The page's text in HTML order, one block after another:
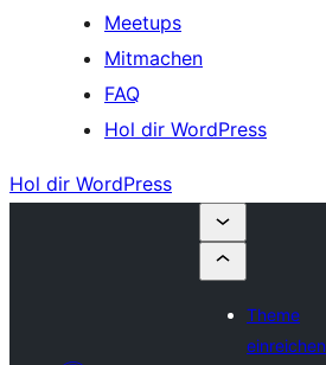
Meetups
Mitmachen
FAQ
Hol dir WordPress
Hol dir WordPress
Theme
einreichen